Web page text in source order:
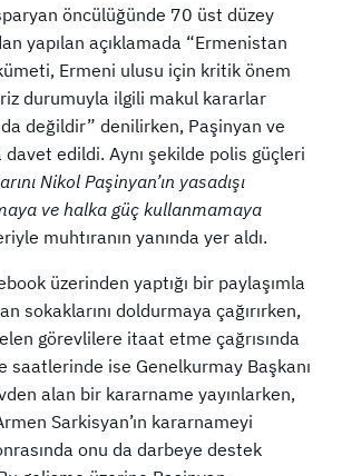
öncülüğünde 70 üst düzey
yapılan açıklamada “Ermenistan
Ermeni ulusu için kritik önem
durumuyla ilgili makul kararlar
değildir” denilirken, Paşinyan ve
edildi. Aynı şekilde polis güçleri
Nikol Paşinyan’ın yasadışı
ve halka güç kullanmamaya
muhtıranın yanında yer aldı.
üzerinden yaptığı bir paylaşımla
sokaklarını doldurmaya çağırırken,
görevlilere itaat etme çağrısında
saatlerinde ise Genelkurmay Başkanı
alan bir kararname yayınlarken,
Sarkisyan’ın kararnameyi
onu da darbeye destek